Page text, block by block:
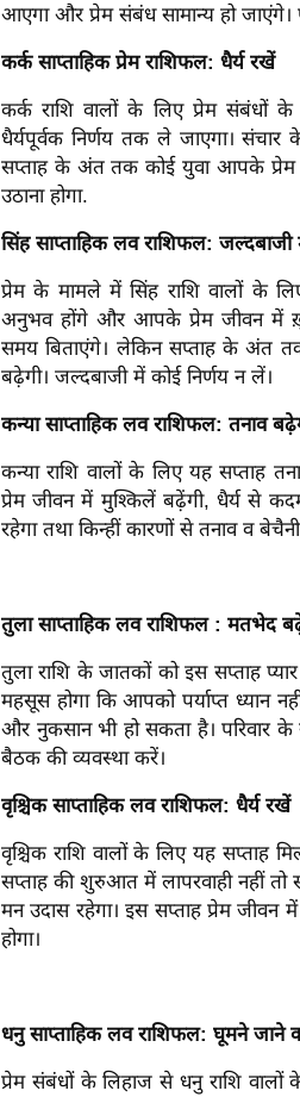
आएगा और प्रेम संबंध सामान्य हो
कर्क साप्ताहिक प्रेम राशिफल: धैर्य रखें
कर्क राशि वालों के लिए प्रेम संबंधों
धैर्यपूर्वक निर्णय तक ले जाएगा। संचार
सप्ताह के अंत तक कोई युवा आपके प्रेम
उठाना होगा.
सिंह साप्ताहिक लव राशिफल: जल्दबाजी
प्रेम के मामले में सिंह राशि वालों के
अनुभव होंगे और आपके प्रेम जीवन में
समय बिताएंगे। लेकिन सप्ताह के अंत
बढ़ेगी। जल्दबाजी में कोई निर्णय न लें।
कन्या साप्ताहिक लव राशिफल: तनाव
कन्या राशि वालों के लिए यह सप्ताह
प्रेम जीवन में मुश्किलें बढ़ेंगी, धैर्य से
रहेगा तथा किन्हीं कारणों से तनाव व
तुला साप्ताहिक लव राशिफल : मतभेद
तुला राशि के जातकों को इस सप्ताह
महसूस होगा कि आपको पर्याप्त ध्यान
और नुकसान भी हो सकता है। परिवार
बैठक की व्यवस्था करें।
वृश्चिक साप्ताहिक लव राशिफल: धैर्य रखें
वृश्चिक राशि वालों के लिए यह सप्ताह
सप्ताह की शुरुआत में लापरवाही नहीं तो
मन उदास रहेगा। इस सप्ताह प्रेम
होगा।
धनु साप्ताहिक लव राशिफल: घूमने जाने
प्रेम संबंधों के लिहाज से धनु राशि